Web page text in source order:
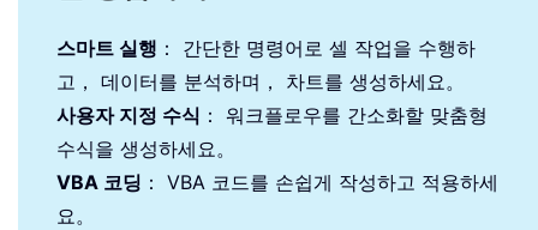
스마트 실행 ： 간단한 명령어로 셀 작업을 수행하
고， 데이터를 분석하며， 차트를 생성하세요。
사용자 지정 수식 ： 워크플로우를 간소화할 맞춤형
수식을 생성하세요。
VBA 코딩 ： VBA 코드를 손쉽게 작성하고 적용하세
요。